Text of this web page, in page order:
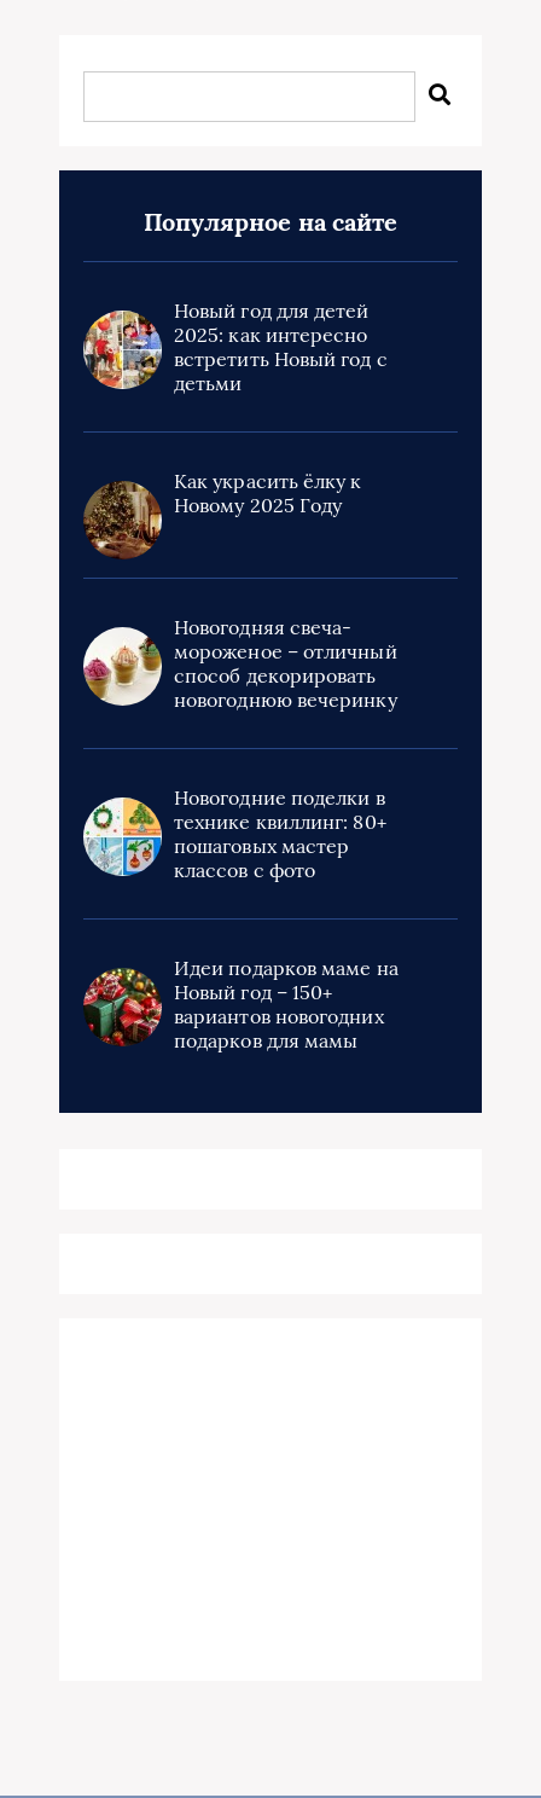
Популярное на сайте
Новый год для детей
2025: как интересно
встретить Новый год с
детьми
Как украсить ёлку к
Новому 2025 Году
Новогодняя свеча-
мороженое – отличный
способ декорировать
новогоднюю вечеринку
Новогодние поделки в
технике квиллинг: 80+
пошаговых мастер
классов с фото
Идеи подарков маме на
Новый год – 150+
вариантов новогодних
подарков для мамы